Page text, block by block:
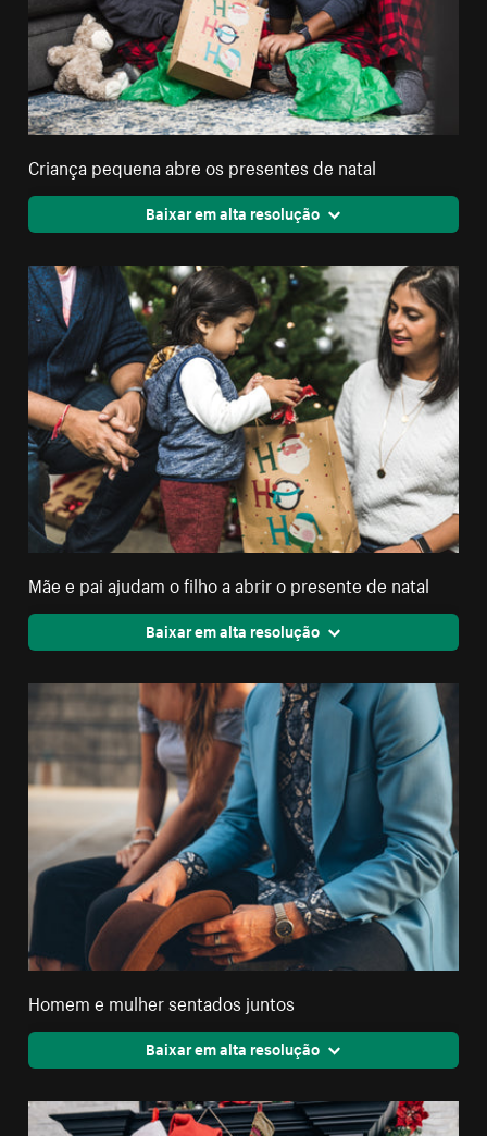
Criança pequena abre os presentes de natal
Baixar em alta resolução
Mãe e pai ajudam o filho a abrir o presente de natal
Baixar em alta resolução
Homem e mulher sentados juntos
Baixar em alta resolução